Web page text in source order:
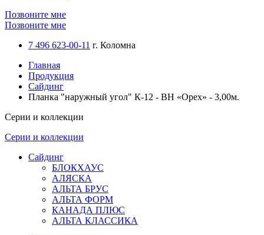
Позвоните мне
Позвоните мне
7 496 623-00-11 г. Коломна
Главная
Продукция
Сайдинг
Планка "наружный угол" К-12 - ВН «Орех» - 3,00м.
Серии и коллекции
Серии и коллекции
Сайдинг
БЛОКХАУС
АЛЯСКА
АЛЬТА БРУС
АЛЬТА ФОРМ
КАНАДА ПЛЮС
АЛЬТА КЛАССИКА